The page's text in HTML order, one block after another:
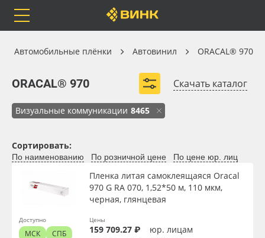
Каталог
Orafol
Бренды
Весь каталог
Рулонные материалы
Самоклеящиеся плёнки
Автомобильные плёнки Автовинил ORACAL® 970
ORACAL® 970 Скачать каталог
Визуальные коммуникации 8465
Автовинил
Вид
Сортировать:
По наименованию По розничной цене По цене юр. лиц
Пленка литая самоклеящаяся Oracal
970 G RA 070, 1,52*50 м, 110 мкм,
черная, глянцевая
Цены
159 709.27 ₽
юр. лицам
Доступно
МСК
СПБ